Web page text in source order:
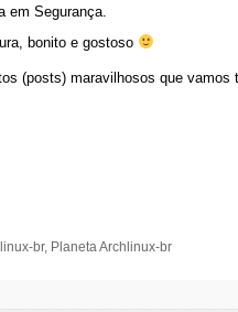
em Segurança.
bonito e gostoso
(posts) maravilhosos que vamos
br, Planeta Archlinux-br